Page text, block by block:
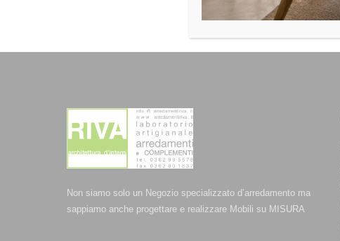
Non siamo solo un Negozio specializzato d’arredamento ma
sappiamo anche progettare e realizzare Mobili su MISURA